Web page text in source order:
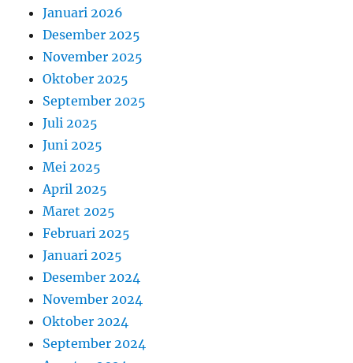
Januari 2026
Desember 2025
November 2025
Oktober 2025
September 2025
Juli 2025
Juni 2025
Mei 2025
April 2025
Maret 2025
Februari 2025
Januari 2025
Desember 2024
November 2024
Oktober 2024
September 2024